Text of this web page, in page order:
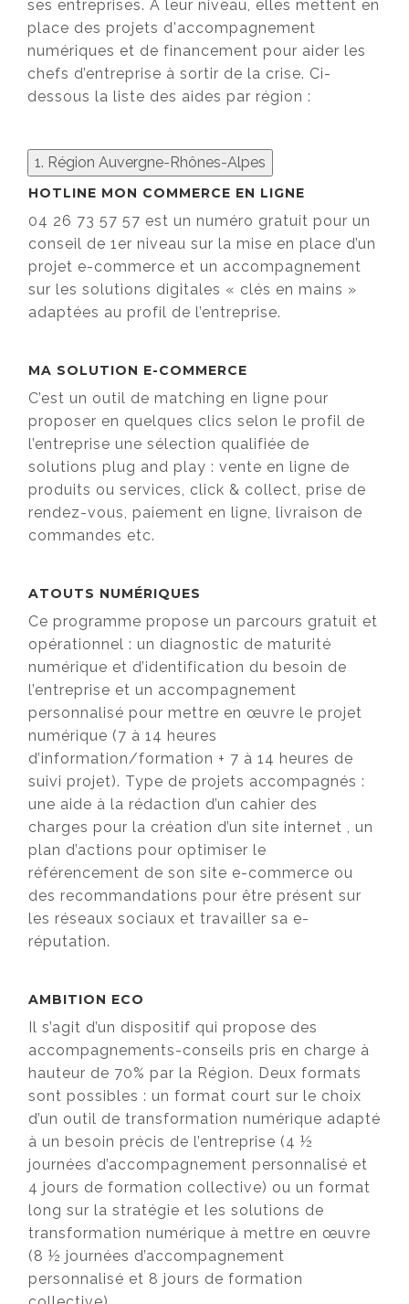
ses entreprises. A leur niveau, elles mettent en
place des projets d'accompagnement
numériques et de financement pour aider les
chefs d’entreprise à sortir de la crise. Ci-
dessous la liste des aides par région :
1. Région Auvergne-Rhônes-Alpes
HOTLINE MON COMMERCE EN LIGNE
04 26 73 57 57 est un numéro gratuit pour un
conseil de 1er niveau sur la mise en place d’un
projet e-commerce et un accompagnement
sur les solutions digitales « clés en mains »
adaptées au profil de l’entreprise.
MA SOLUTION E-COMMERCE
C’est un outil de matching en ligne pour
proposer en quelques clics selon le profil de
l’entreprise une sélection qualifiée de
solutions plug and play : vente en ligne de
produits ou services, click & collect, prise de
rendez-vous, paiement en ligne, livraison de
commandes etc.
ATOUTS NUMÉRIQUES
Ce programme propose un parcours gratuit et
opérationnel : un diagnostic de maturité
numérique et d’identification du besoin de
l’entreprise et un accompagnement
personnalisé pour mettre en œuvre le projet
numérique (7 à 14 heures
d’information/formation + 7 à 14 heures de
suivi projet). Type de projets accompagnés :
une aide à la rédaction d’un cahier des
charges pour la création d’un site internet , un
plan d’actions pour optimiser le
référencement de son site e-commerce ou
des recommandations pour être présent sur
les réseaux sociaux et travailler sa e-
réputation.
AMBITION ECO
Il s’agit d’un dispositif qui propose des
accompagnements-conseils pris en charge à
hauteur de 70% par la Région. Deux formats
sont possibles : un format court sur le choix
d’un outil de transformation numérique adapté
à un besoin précis de l’entreprise (4 ½
journées d’accompagnement personnalisé et
4 jours de formation collective) ou un format
long sur la stratégie et les solutions de
transformation numérique à mettre en œuvre
(8 ½ journées d’accompagnement
personnalisé et 8 jours de formation